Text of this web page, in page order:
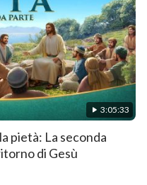
3:05:33
pietà: La seconda
di Gesù